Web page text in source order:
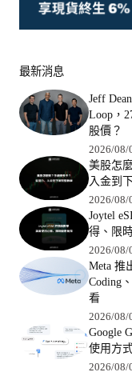
最新消息
Jeff
Loop，
股價？
2026/08/
美股怎
入金到
2026/08/
Joytel
得、限
2026/08/
Meta 推
Coding
看
2026/08/
Google
使用方
2026/08/